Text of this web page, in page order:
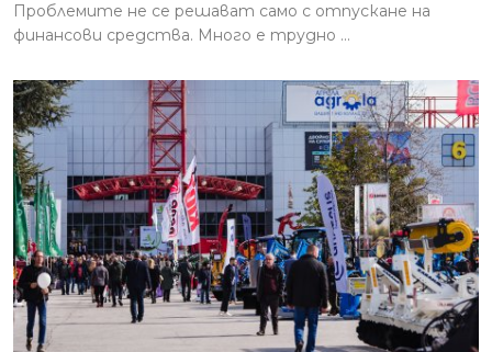
Проблемите не се решават само с отпускане на
финансови средства. Много е трудно ...